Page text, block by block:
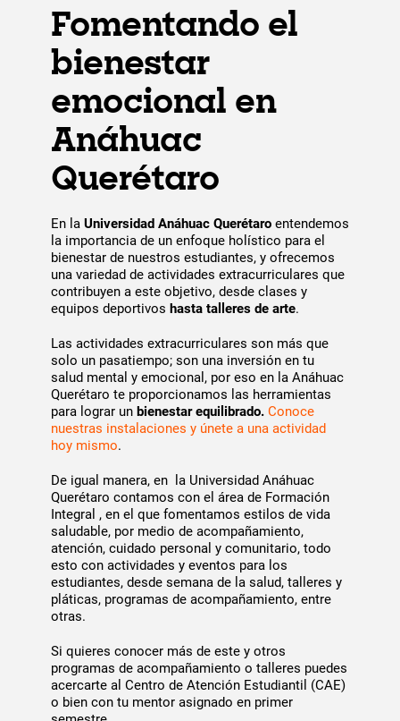
Fomentando el
bienestar
emocional en
Anáhuac
Querétaro
En la Universidad Anáhuac Querétaro entendemos
la importancia de un enfoque holístico para el
bienestar de nuestros estudiantes, y ofrecemos
una variedad de actividades extracurriculares que
contribuyen a este objetivo, desde clases y
equipos deportivos hasta talleres de arte.
Las actividades extracurriculares son más que
solo un pasatiempo; son una inversión en tu
salud mental y emocional, por eso en la Anáhuac
Querétaro te proporcionamos las herramientas
para lograr un bienestar equilibrado. Conoce
nuestras instalaciones y únete a una actividad
hoy mismo.
De igual manera, en la Universidad Anáhuac
Querétaro contamos con el área de Formación
Integral , en el que fomentamos estilos de vida
saludable, por medio de acompañamiento,
atención, cuidado personal y comunitario, todo
esto con actividades y eventos para los
estudiantes, desde semana de la salud, talleres y
pláticas, programas de acompañamiento, entre
otras.
Si quieres conocer más de este y otros
programas de acompañamiento o talleres puedes
acercarte al Centro de Atención Estudiantil (CAE)
o bien con tu mentor asignado en primer